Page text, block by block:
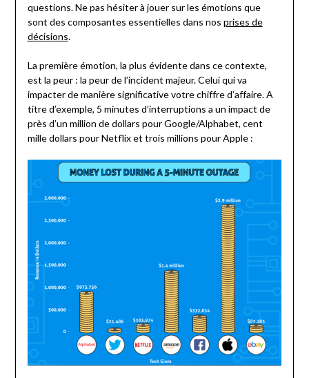
questions. Ne pas hésiter à jouer sur les émotions que
sont des composantes essentielles dans nos prises de
décisions.
La première émotion, la plus évidente dans ce contexte,
est la peur : la peur de l’incident majeur. Celui qui va
impacter de manière significative votre chiffre d’affaire. A
titre d’exemple, 5 minutes d’interruptions a un impact de
près d’un million de dollars pour Google/Alphabet, cent
mille dollars pour Netflix et trois millions pour Apple :